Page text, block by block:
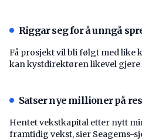
Riggar seg for å unngå
Få prosjekt vil bli følgt med like
kan kystdirektøren likevel gjere
Satser nye millioner på
Hentet vekstkapital etter nytt
framtidig vekst, sier Seagems-